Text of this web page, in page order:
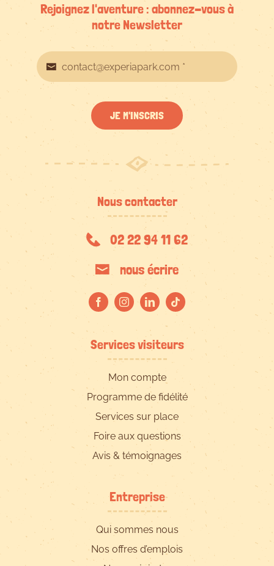
Rejoignez l'aventure : abonnez-vous à
notre Newsletter
JE M'INSCRIS
Nous contacter
02 22 94 11 62
nous écrire
Services visiteurs
Mon compte
Programme de fidélité
Services sur place
Foire aux questions
Avis & témoignages
Entreprise
Qui sommes nous
Nos offres d’emplois